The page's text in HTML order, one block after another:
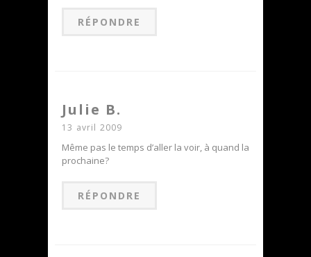
RÉPONDRE
Julie B.
13 avril 2009
Même pas le temps d’aller la voir, à quand la
prochaine?
RÉPONDRE